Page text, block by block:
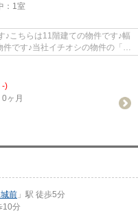
1室
♪こちらは11階建ての物件です♪幅
です♪当社イチオシの物件の「ア
-)
ヶ月
前 」駅 徒歩5分
10分